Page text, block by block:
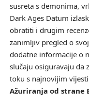
susreta s demonima,
Dark Ages Datum
obratiti i drugim
zanimljiv pregled o
dodatne informacije o
slučaju osiguravaju da
toku s najnovijim
Ažuriranja od strane